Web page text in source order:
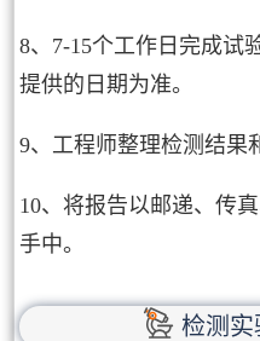
8、7-15个工作日完成试
提供的日期为准。
9、工程师整理检测结果
10、将报告以邮递、传
手中。
检测实